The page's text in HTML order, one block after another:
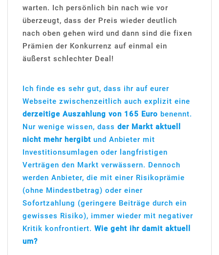
warten. Ich persönlich bin nach wie vor
überzeugt, dass der Preis wieder deutlich
nach oben gehen wird und dann sind die fixen
Prämien der Konkurrenz auf einmal ein
äußerst schlechter Deal!
Ich finde es sehr gut, dass ihr auf eurer
Webseite zwischenzeitlich auch explizit eine
derzeitige Auszahlung von 165 Euro benennt.
Nur wenige wissen, dass der Markt aktuell
nicht mehr hergibt und Anbieter mit
Investitionsumlagen oder langfristigen
Verträgen den Markt verwässern. Dennoch
werden Anbieter, die mit einer Risikoprämie
(ohne Mindestbetrag) oder einer
Sofortzahlung (geringere Beiträge durch ein
gewisses Risiko), immer wieder mit negativer
Kritik konfrontiert. Wie geht ihr damit aktuell
um?